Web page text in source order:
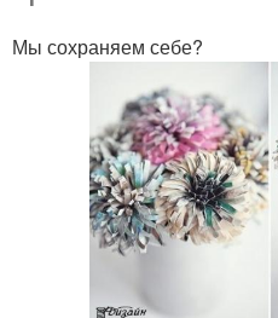
Мы сохраняем себе?